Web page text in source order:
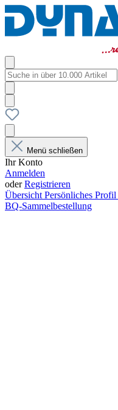
Menü schließen
Ihr Konto
Anmelden
oderRegistrieren
Übersicht Persönliches Profil
BQ-Sammelbestellung